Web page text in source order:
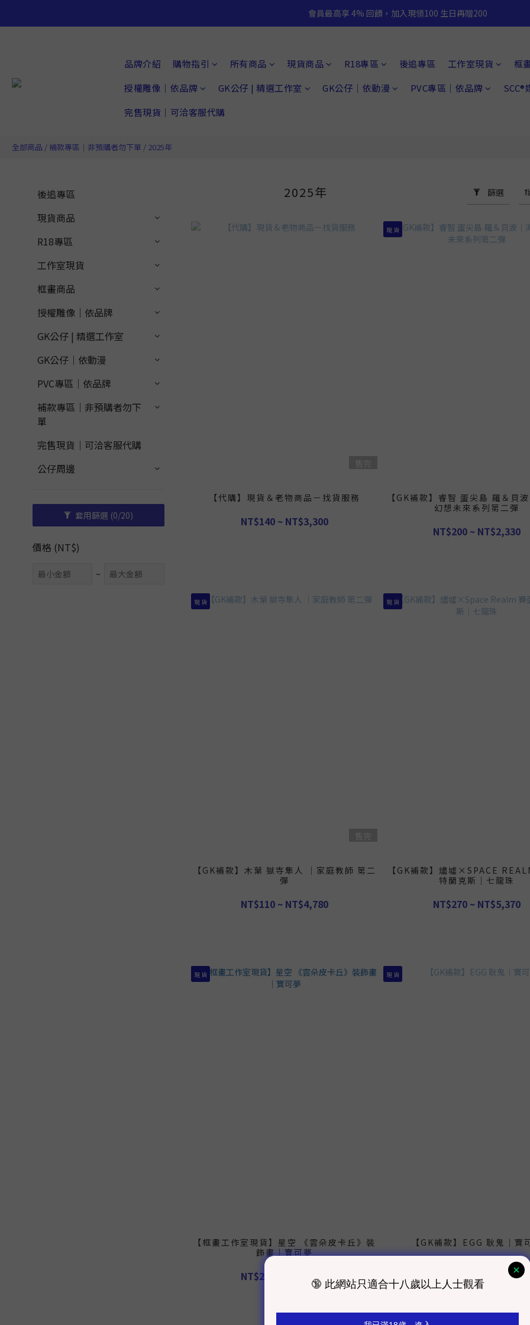
會員最高享 4% 回饋，加入現領100 生日再贈200
品牌介紹 購物指引 所有商品 現貨商品 R18專區 後追專區 工作室現貨
框
授權雕像｜依品牌
GK公仔 | 精選工作室 GK公仔｜依動漫 PVC專區｜依品牌
SCC®
完售現貨｜可洽客服代購
全部商品 /補款專區｜非預購者勿下單 / 2025年
後追專區
現貨商品
R18專區
工作室現貨
框畫商品
授權雕像｜依品牌
GK公仔 | 精選工作室
GK公仔｜依動漫
PVC專區｜依品牌
補款專區｜非預購者勿下
單
完售現貨｜可洽客服代購
公仔周邊
套用篩選 (0/20)
價格 (NT$)
~
2025年 篩選
【代購】現貨＆老物商品－找貨服務
NT$140 ~ NT$3,300
現 貨
【GK補款】睿智 蛋尖島 羅＆貝
幻想未來系列第二彈
NT$200 ~ NT$2,330
現 貨
【GK補款】木葉 獄寺隼人 ｜家庭教師 第二
彈
NT$110 ~ NT$4,780
現 貨
【GK補款】燼墟×SPACE
特蘭克斯｜七龍珠
NT$270 ~ NT$5,370
現 貨
【框畫工作室現貨】星空 《雲朵皮卡丘》裝
飾畫｜寶可夢
NT$250 ~ NT$1,650
現 貨
【GK補款】EGG 耿鬼｜寶
NT$1,900 ~ NT$5,390